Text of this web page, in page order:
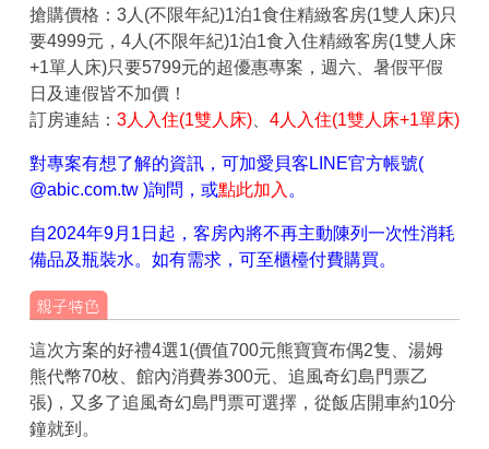
搶購價格：3人(不限年紀)1泊1食住精緻客房(1雙人床)只
要4999元，4人(不限年紀)1泊1食入住精緻客房(1雙人床
+1單人床)只要5799元的超優惠專案，週六、暑假平假
日及連假皆不加價！
訂房連結： 3人入住(1雙人床)、 4人入住(1雙人床+1單床)
對專案有想了解的資訊，可加愛貝客LINE官方帳號(
@abic.com.tw )詢問，或點此加入 。
自2024年9月1日起，客房內將不再主動陳列一次性消耗
備品及瓶裝水。如有需求，可至櫃檯付費購買。
這次方案的好禮4選1(價值700元熊寶寶布偶2隻、湯姆
熊代幣70枚、館內消費券300元、追風奇幻島門票乙
張)，又多了追風奇幻島門票可選擇，從飯店開車約10分
鐘就到。